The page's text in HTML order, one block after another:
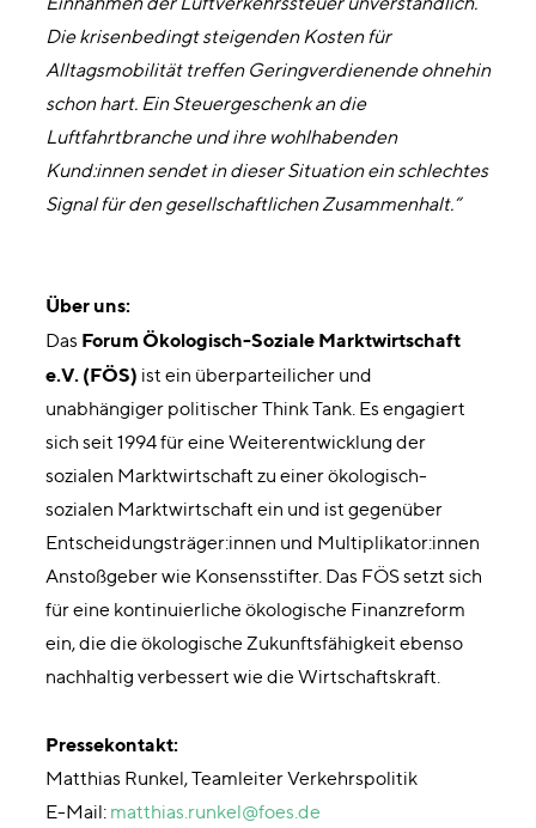
Die krisenbedingt steigenden Kosten für
Alltagsmobilität treffen Geringverdienende ohnehin
schon hart. Ein Steuergeschenk an die
Luftfahrtbranche und ihre wohlhabenden
Kund:innen sendet in dieser Situation ein schlechtes
Signal für den gesellschaftlichen Zusammenhalt.“
Über uns:
Das Forum Ökologisch-Soziale Marktwirtschaft
e.V. (FÖS) ist ein überparteilicher und
unabhängiger politischer Think Tank. Es engagiert
sich seit 1994 für eine Weiterentwicklung der
sozialen Marktwirtschaft zu einer ökologisch-
sozialen Marktwirtschaft ein und ist gegenüber
Entscheidungsträger:innen und Multiplikator:innen
Anstoßgeber wie Konsensstifter. Das FÖS setzt sich
für eine kontinuierliche ökologische Finanzreform
ein, die die ökologische Zukunftsfähigkeit ebenso
nachhaltig verbessert wie die Wirtschaftskraft.
Pressekontakt:
Matthias Runkel, Teamleiter Verkehrspolitik
E-Mail: matthias.runkel@foes.de